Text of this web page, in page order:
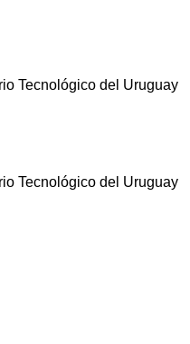
Tecnológico del Uruguay
Tecnológico del Uruguay